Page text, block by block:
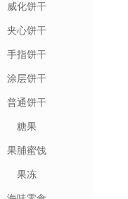
威化饼干
夹心饼干
手指饼干
涂层饼干
普通饼干
糖果
果脯蜜饯
果冻